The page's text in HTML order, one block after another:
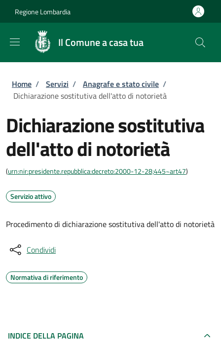
Regione Lombardia
Il Comune a casa tua
Briciole di pane
Home / Servizi / Anagrafe e stato civile /
Dichiarazione sostitutiva dell'atto di notorietà
Dichiarazione sostitutiva
dell'atto di notorietà
(urn:nir:presidente.repubblica:decreto:2000-12-28;445~art47)
Servizio attivo
Procedimento di dichiarazione sostitutiva dell'atto di notorietà
Condividi
Normativa di riferimento
INDICE DELLA PAGINA